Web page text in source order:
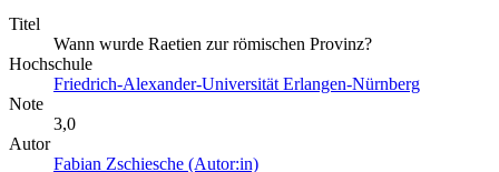
Titel
Wann wurde Raetien zur römischen Provinz?
Hochschule
Friedrich-Alexander-Universität Erlangen-Nürnberg
Note
3,0
Autor
Fabian Zschiesche (Autor:in)